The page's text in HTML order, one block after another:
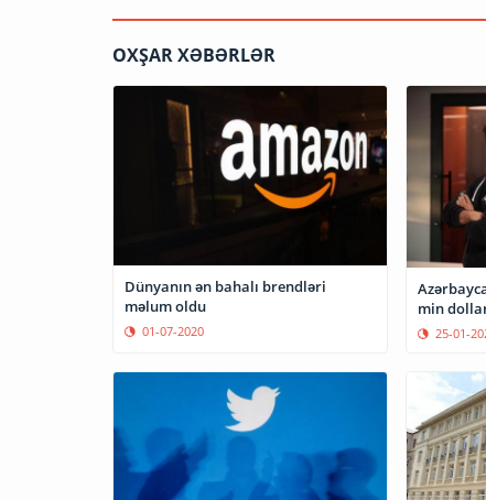
OXŞAR XƏBƏRLƏR
Dünyanın ən bahalı brendləri
məlum oldu
01-07-2020
min
25-01-